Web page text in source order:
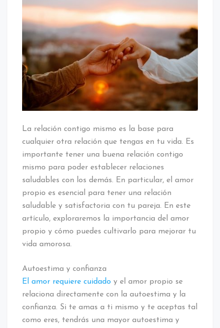
contigo
mismo:
qué
el
amor
propio
es
esencial
para
una
La relación contigo mismo es la base para
cualquier otra relación que tengas en tu vida. Es
importante tener una buena relación contigo
mismo para poder establecer relaciones
saludables con los demás. En particular, el amor
propio es esencial para tener una relación
saludable y satisfactoria con tu pareja. En este
artículo, exploraremos la importancia del amor
propio y cómo puedes cultivarlo para mejorar tu
vida amorosa.
Autoestima y confianza
El amor requiere cuidado y el amor propio se
relaciona directamente con la autoestima y la
confianza. Si te amas a ti mismo y te aceptas tal
como eres, tendrás una mayor autoestima y